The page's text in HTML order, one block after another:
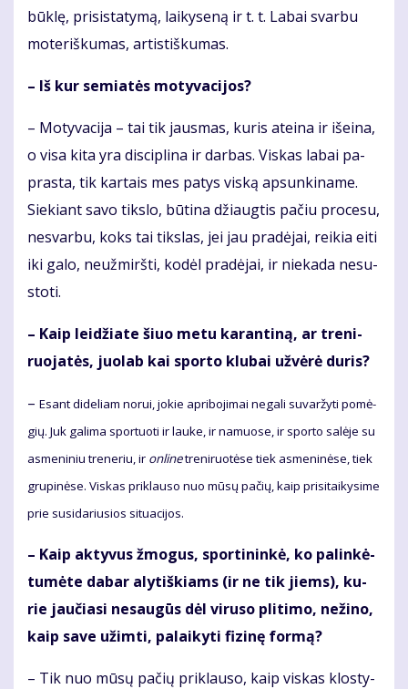
būk­lę, pri­sis­ta­ty­mą, lai­ky­se­ną ir t. t. La­bai svar­bu
mo­te­riš­ku­mas, ar­tis­tiš­ku­mas.
– Iš kur se­mia­tės mo­ty­va­ci­jos?
– Mo­ty­va­ci­ja – tai tik jaus­mas, ku­ris at­ei­na ir iš­ei­na,
o vi­sa ki­ta yra dis­cip­li­na ir dar­bas. Vis­kas la­bai pa­
pras­ta, tik kar­tais mes pa­tys vis­ką ap­sun­ki­na­me.
Sie­kiant sa­vo tiks­lo, bū­ti­na džiaug­tis pa­čiu pro­ce­su,
ne­svar­bu, koks tai tiks­las, jei jau pra­dė­jai, rei­kia ei­ti
iki ga­lo, ne­už­mirš­ti, ko­dėl pra­dė­jai, ir nie­ka­da ne­su­
sto­ti.
– Kaip lei­džia­te šiuo me­tu ka­ran­ti­ną, ar tre­ni­
ruo­ja­tės, juo­lab kai spor­to klu­bai už­vė­rė du­ris?
– Esant di­de­liam no­rui, jo­kie ap­ri­bo­ji­mai ne­ga­li su­var­žy­ti po­mė­
gių. Juk ga­li­ma spor­tuo­ti ir lau­ke, ir na­muo­se, ir spor­to sa­lė­je su
as­me­ni­niu tre­ne­riu, ir on­li­netre­ni­ruo­tė­se tiek as­me­ni­nė­se, tiek
gru­pi­nė­se. Vis­kas pri­klau­so nuo mū­sų pa­čių, kaip pri­si­tai­ky­si­me
prie su­si­da­riu­sios si­tu­a­ci­jos.
– Kaip ak­ty­vus žmo­gus, spor­ti­nin­kė, ko pa­lin­kė­
tu­mė­te da­bar aly­tiš­kiams (ir ne tik jiems), ku­
rie jau­čia­si ne­sau­gūs dėl vi­ru­so pli­ti­mo, ne­ži­no,
kaip sa­ve už­im­ti, pa­lai­ky­ti fi­zi­nę for­mą?
– Tik nuo mū­sų pa­čių pri­klau­so, kaip vis­kas klos­ty­